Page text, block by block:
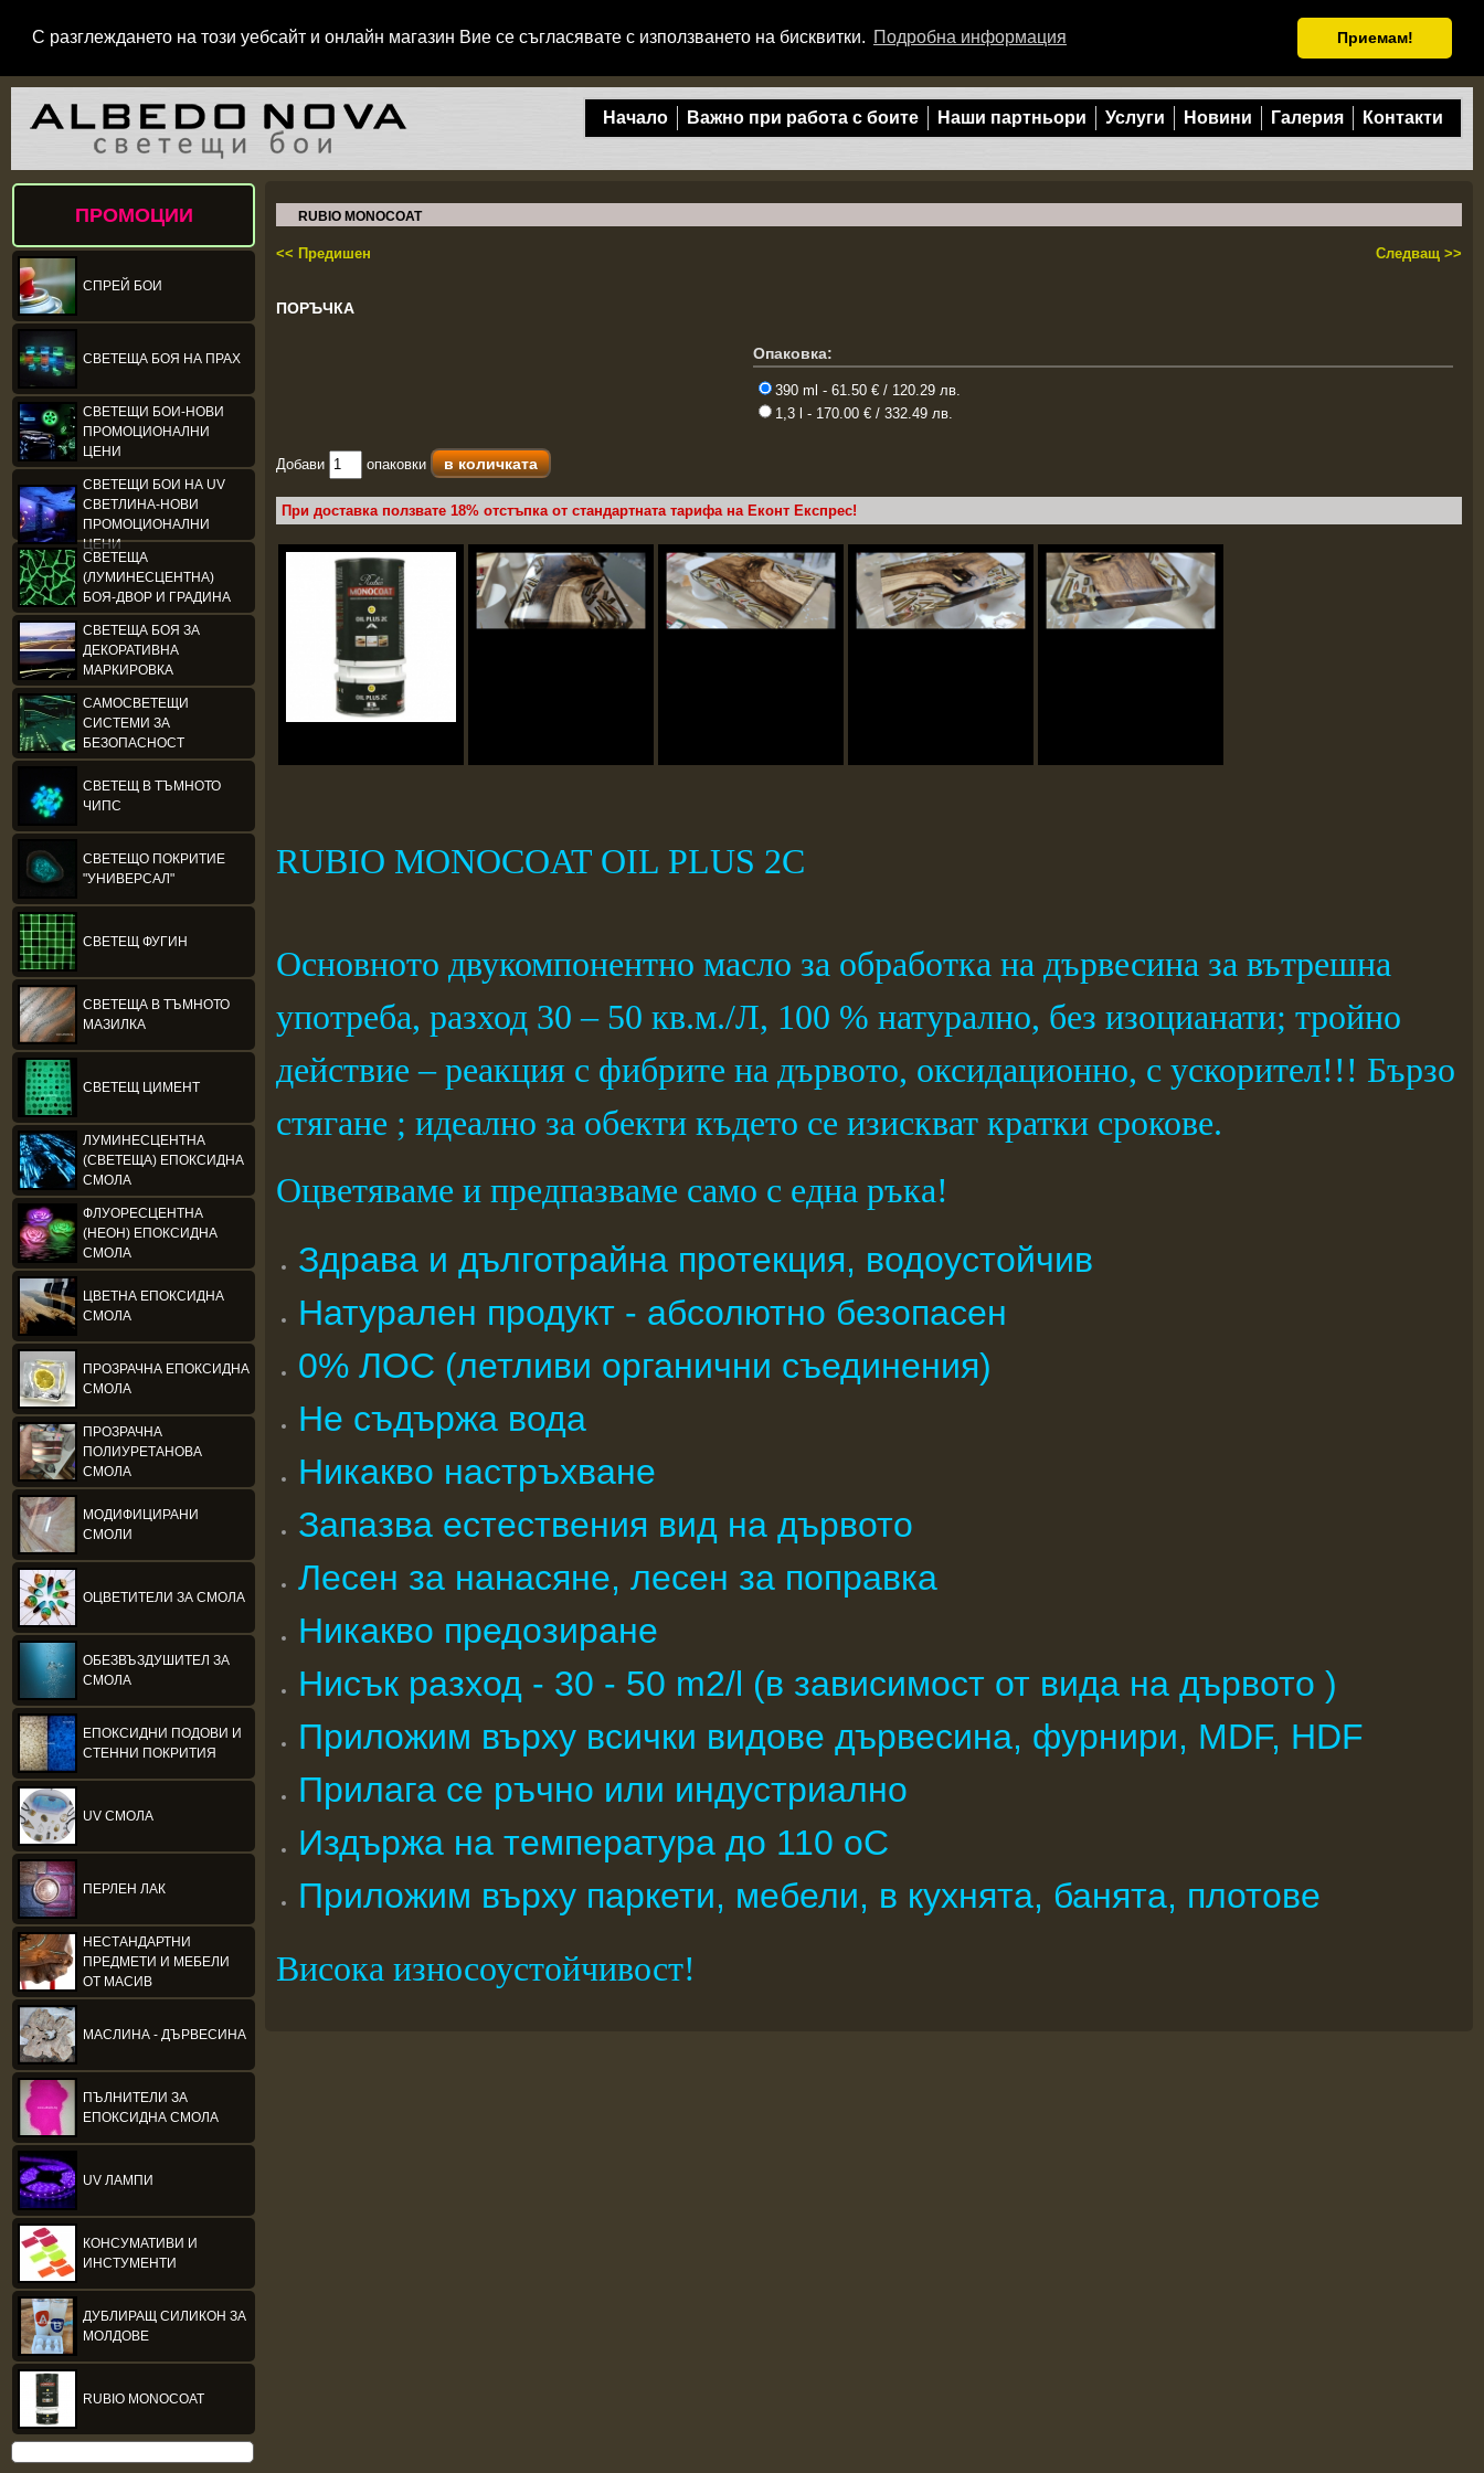
С разглеждането на този уебсайт и онлайн магазин Вие се съгласявате с използването на бисквитки. Подробна информация Приемам!
Начало Важно при работа с боите Наши партньори Услуги Новини Галерия Контакти
ПРОМОЦИИ
СПРЕЙ БОИ
СВЕТЕЩА БОЯ НА ПРАХ
СВЕТЕЩИ БОИ-НОВИ
ПРОМОЦИОНАЛНИ
ЦЕНИ
СВЕТЕЩИ БОИ НА UV
СВЕТЛИНА-НОВИ
ПРОМОЦИОНАЛНИ
ЦЕНИ
СВЕТЕЩА
(ЛУМИНЕСЦЕНТНА)
БОЯ-ДВОР И ГРАДИНА
СВЕТЕЩА БОЯ ЗА
ДЕКОРАТИВНА
МАРКИРОВКА
САМОСВЕТЕЩИ
СИСТЕМИ ЗА
БЕЗОПАСНОСТ
СВЕТЕЩ В ТЪМНОТО
ЧИПС
СВЕТЕЩО ПОКРИТИЕ
"УНИВЕРСАЛ"
СВЕТЕЩ ФУГИН
СВЕТЕЩА В ТЪМНОТО
МАЗИЛКА
СВЕТЕЩ ЦИМЕНТ
ЛУМИНЕСЦЕНТНА
(СВЕТЕЩА) ЕПОКСИДНА
СМОЛА
ФЛУОРЕСЦЕНТНА
(НЕОН) ЕПОКСИДНА
СМОЛА
ЦВЕТНА ЕПОКСИДНА
СМОЛА
ПРОЗРАЧНА ЕПОКСИДНА
СМОЛА
ПРОЗРАЧНА
ПОЛИУРЕТАНОВА
СМОЛА
МОДИФИЦИРАНИ
СМОЛИ
ОЦВЕТИТЕЛИ ЗА СМОЛА
ОБЕЗВЪЗДУШИТЕЛ ЗА
СМОЛА
ЕПОКСИДНИ ПОДОВИ И
СТЕННИ ПОКРИТИЯ
UV СМОЛА
ПЕРЛЕН ЛАК
НЕСТАНДАРТНИ
ПРЕДМЕТИ И МЕБЕЛИ
ОТ МАСИВ
МАСЛИНА - ДЪРВЕСИНА
ПЪЛНИТЕЛИ ЗА
ЕПОКСИДНА СМОЛА
UV ЛАМПИ
КОНСУМАТИВИ И
ИНСТУМЕНТИ
ДУБЛИРАЩ СИЛИКОН ЗА
МОЛДОВЕ
RUBIO MONOCOAT
RUBIO MONOCOAT
<< Предишен Следващ >>
ПОРЪЧКА
Опаковка:
390 ml - 61.50 € / 120.29 лв.
1,3 l - 170.00 € / 332.49 лв.
Добави опаковки
При доставка ползвате 18% отстъпка от стандартната тарифа на Еконт Експрес!
RUBIO MONOCOAT OIL PLUS 2C
Oсновното двукомпонентно масло за обработка на дървесина за вътрешна
употреба, разход 30 – 50 кв.м./Л, 100 % натурално, без изоцианати; тройно
действие – реакция с фибрите на дървото, оксидационно, с ускорител!!! Бързо
стягане ; идеално за обекти където се изискват кратки срокове.
Оцветяваме и предпазваме само с една ръка!
Здрава и дълготрайна протекция, водоустойчив
Натурален продукт - абсолютно безопасен
0% ЛОС (летливи органични съединения)
Не съдържа вода
Никакво настръхване
Запазва естествения вид на дървото
Лесен за нанасяне, лесен за поправка
Никакво предозиране
Нисък разход - 30 - 50 m2/l (в зависимост от вида на дървото )
Приложим върху всички видове дървесина, фурнири, MDF, HDF
Прилага се ръчно или индустриално
Издържа на температура до 110 oC
Приложим върху паркети, мебели, в кухнята, банята, плотове
Висока износоустойчивост!